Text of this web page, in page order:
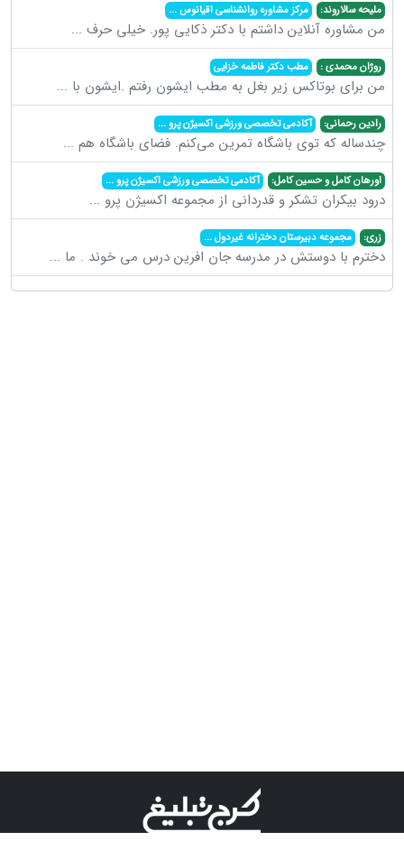
ملیحه سالاروند: مرکز مشاوره روانشناسی اقیانوس...
من مشاوره آنلاین داشتم با دکتر ذکایی پور. خیلی حرف ...
روژان محمدی : مطب دکتر فاطمه خزایی
من برای بوتاکس زیر بغل به مطب ایشون رفتم .ایشون با ...
رادین رحمانی: آکادمی تخصصی ورزشی اکسیژن پرو...
چندساله که توی باشگاه تمرین می‌کنم. فضای باشگاه هم ...
اورهان کامل و حسین کامل: آکادمی تخصصی ورزشی اکسیژن پرو...
درود بیکران تشکر و قدردانی از مجموعه اکسیژن پرو ...
زری: مجموعه دبیرستان دخترانه غیردول...
دخترم با دوستش در مدرسه جان افرین درس می خوند . ما ...